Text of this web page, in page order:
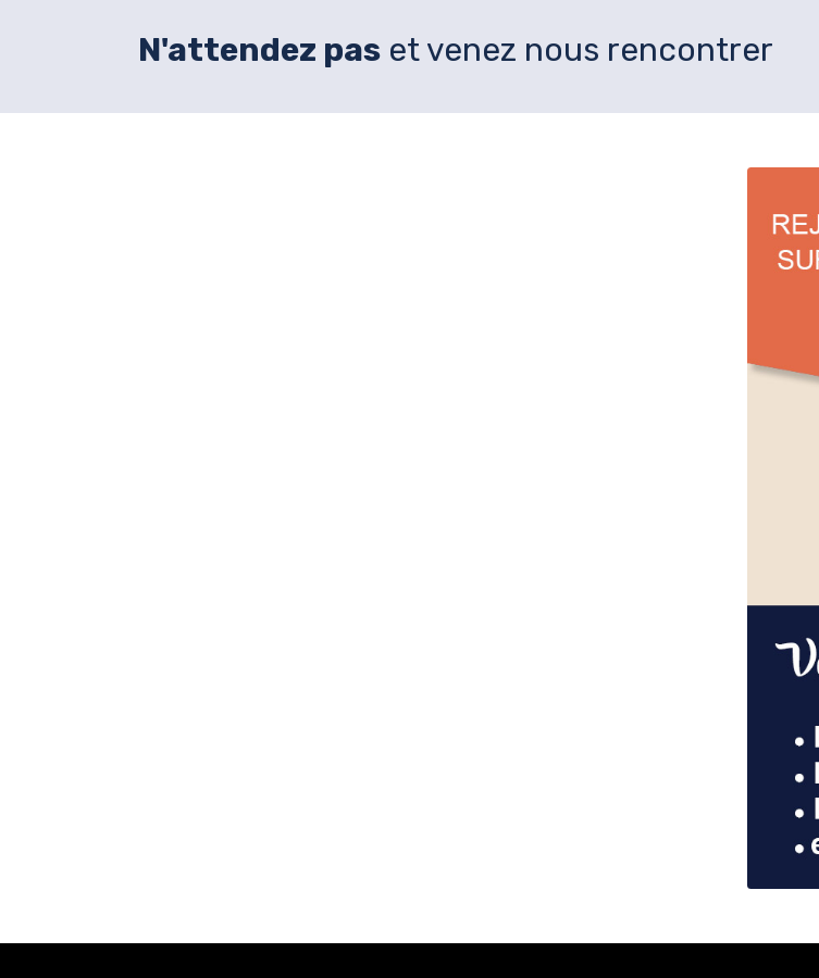
N'attendez pas et venez nous rencontrer